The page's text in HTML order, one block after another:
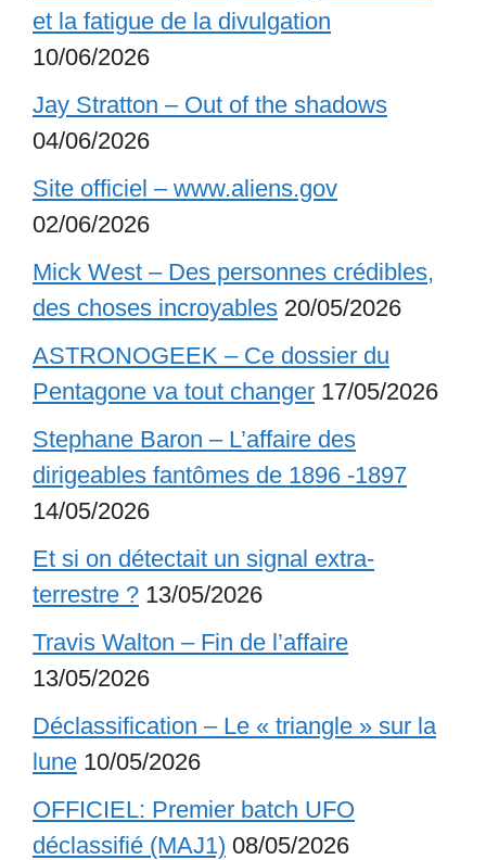
et la fatigue de la divulgation
10/06/2026
Jay Stratton – Out of the shadows
04/06/2026
Site officiel – www.aliens.gov
02/06/2026
Mick West – Des personnes crédibles,
des choses incroyables 20/05/2026
ASTRONOGEEK – Ce dossier du
Pentagone va tout changer 17/05/2026
Stephane Baron – L’affaire des
dirigeables fantômes de 1896 -1897
14/05/2026
Et si on détectait un signal extra-
terrestre ? 13/05/2026
Travis Walton – Fin de l’affaire
13/05/2026
Déclassification – Le « triangle » sur la
lune 10/05/2026
OFFICIEL: Premier batch UFO
déclassifié (MAJ1) 08/05/2026